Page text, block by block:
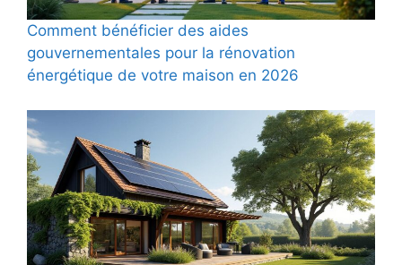
Comment bénéficier des aides
gouvernementales pour la rénovation
énergétique de votre maison en 2026